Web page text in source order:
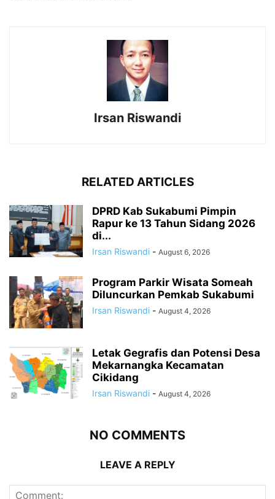
Irsan Riswandi
RELATED ARTICLES
DPRD Kab Sukabumi Pimpin
Rapur ke 13 Tahun Sidang 2026
di...
Irsan Riswandi - August 6, 2026
Program Parkir Wisata Someah
Diluncurkan Pemkab Sukabumi
Irsan Riswandi - August 4, 2026
Letak Gegrafis dan Potensi Desa
Mekarnangka Kecamatan
Cikidang
Irsan Riswandi - August 4, 2026
NO COMMENTS
LEAVE A REPLY